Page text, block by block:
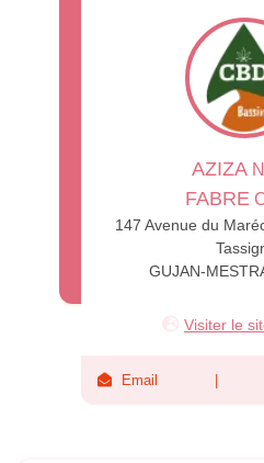
AZIZA
FABRE
147 Avenue du
GUJAN-
Visiter le
Email